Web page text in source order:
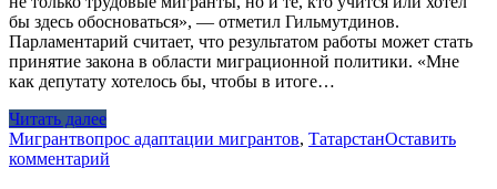
бы здесь обосноваться», — отметил Гильмутдинов.
Парламентарий считает, что результатом работы может стать
принятие закона в области миграционной политики. «Мне
как депутату хотелось бы, чтобы в итоге…
Читать далее
Мигрантвопрос адаптации мигрантов, ТатарстанОставить
комментарий